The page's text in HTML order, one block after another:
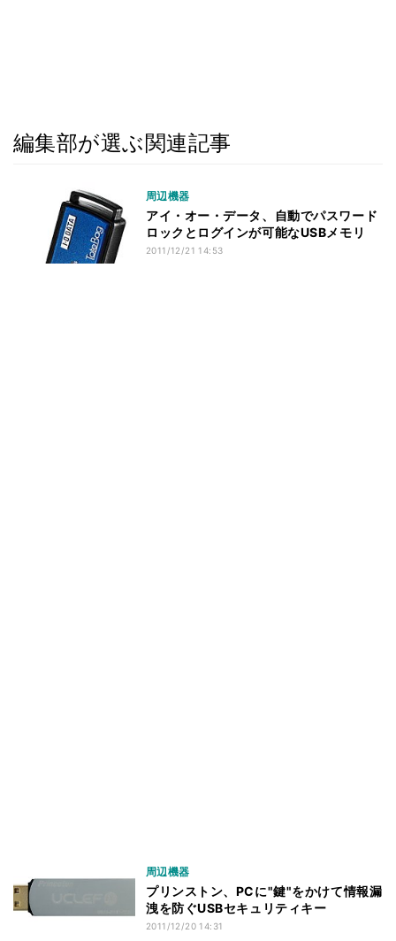
編集部が選ぶ関連記事
周辺機器
アイ・オー・データ、自動でパスワード
ロックとログインが可能なUSBメモリ
2011/12/21 14:53
周辺機器
プリンストン、PCに"鍵"をかけて情報漏
洩を防ぐUSBセキュリティキー
2011/12/20 14:31